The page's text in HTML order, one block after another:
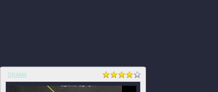
DRAMA